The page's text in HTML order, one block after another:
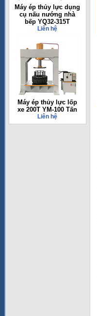
Máy ép thủy lực dụng
cụ nấu nướng nhà
bếp YQ32-315T
Liên hệ
Máy ép thủy lực lốp
xe 200T YM-100 Tấn
Liên hệ